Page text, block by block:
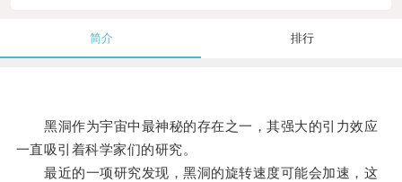
简介 排行
黑洞作为宇宙中最神秘的存在之一，其强大的引力效应
一直吸引着科学家们的研究。
最近的一项研究发现，黑洞的旋转速度可能会加速，这